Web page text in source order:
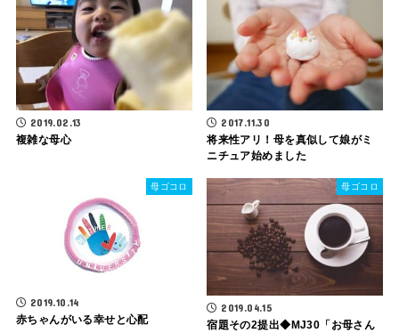
2019.02.13
複雑な母心
2017.11.30
将来性アリ！母を真似して娘がミ
ニチュア始めました
母ゴコロ
2019.10.14
赤ちゃんがいる幸せと心配
母ゴコロ
2019.04.15
宿題その2提出◆MJ30「お母さん